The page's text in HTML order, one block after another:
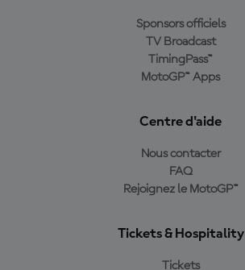
Sponsors officiels
TV Broadcast
TimingPass™
MotoGP™ Apps
Centre d'aide
Nous contacter
FAQ
Rejoignez le MotoGP™
Tickets & Hospitality
Tickets